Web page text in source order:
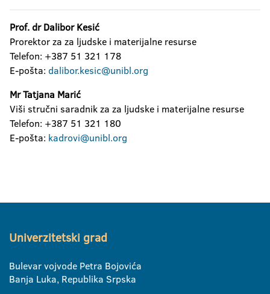
Prof. dr Dalibor Kesić
Prorektor za za ljudske i materijalne resurse
Telefon: +387 51 321 178
E-pošta: dalibor.kesic@unibl.org
Mr Tatjana Marić
Viši stručni saradnik za za ljudske i materijalne resurse
Telefon: +387 51 321 180
E-pošta: kadrovi@unibl.org
Univerzitetski grad
Bulevar vojvode Petra Bojovića
Banja Luka, Republika Srpska